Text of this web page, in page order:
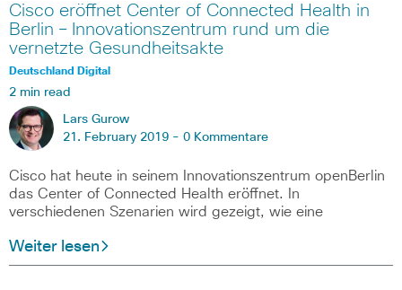
Cisco eröffnet Center of Connected Health in
Berlin – Innovationszentrum rund um die
vernetzte Gesundheitsakte
Deutschland Digital
2 min read
Lars Gurow
21. February 2019 - 0 Kommentare
Cisco hat heute in seinem Innovationszentrum openBerlin
das Center of Connected Health eröffnet. In
verschiedenen Szenarien wird gezeigt, wie eine
Weiter lesen